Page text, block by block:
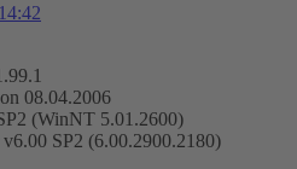
08.04.2006
(WinNT 5.01.2600)
SP2 (6.00.2900.2180)